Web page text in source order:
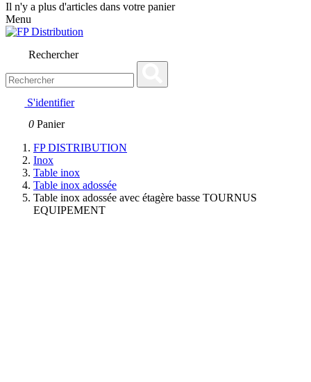
Il n'y a plus d'articles dans votre panier
Menu
Rechercher
S'identifier
0 Panier
FP DISTRIBUTION
Inox
Table inox
Table inox adossée
Table inox adossée avec étagère basse TOURNUS
EQUIPEMENT